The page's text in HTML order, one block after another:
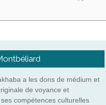
a les dons de médium et
de voyance et
compétences culturelles